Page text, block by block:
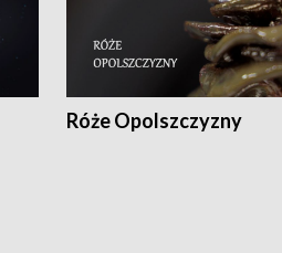
Róże Opolszczyzny